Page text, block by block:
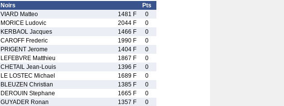
Noirs
Pts
VIARD Matteo 1481 F
0
MORICE Ludovic 2044 F
0
KERBAOL Jacques 1466 F
0
CAROFF Frederic 1990 F
0
PRIGENT Jerome 1404 F
0
LEFEBVRE Matthieu 1867 F
0
CHETAIL Jean-Louis 1396 F
0
LE LOSTEC Michael 1689 F
0
BLEUZEN Christian 1385 F
0
DEROUIN Stephane 1665 F
0
GUYADER Ronan 1357 F
0